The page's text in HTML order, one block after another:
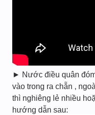
► Nước điều quân
vào trong ra chẵn ,
thì nghiêng lẻ nhiều
hướng dẫn sau: